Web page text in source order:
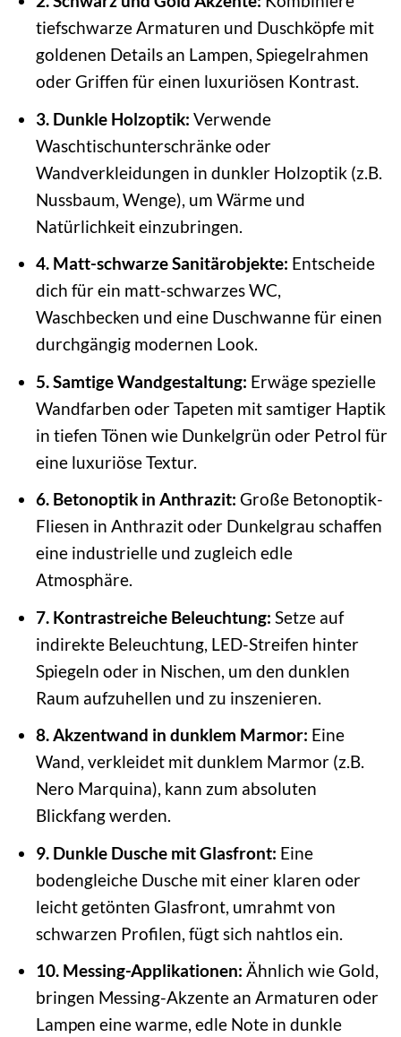
tiefschwarze Armaturen und Duschköpfe mit
goldenen Details an Lampen, Spiegelrahmen
oder Griffen für einen luxuriösen Kontrast.
3. Dunkle Holzoptik: Verwende
Waschtischunterschränke oder
Wandverkleidungen in dunkler Holzoptik (z.B.
Nussbaum, Wenge), um Wärme und
Natürlichkeit einzubringen.
4. Matt-schwarze Sanitärobjekte: Entscheide
dich für ein matt-schwarzes WC,
Waschbecken und eine Duschwanne für einen
durchgängig modernen Look.
5. Samtige Wandgestaltung: Erwäge spezielle
Wandfarben oder Tapeten mit samtiger Haptik
in tiefen Tönen wie Dunkelgrün oder Petrol für
eine luxuriöse Textur.
6. Betonoptik in Anthrazit: Große Betonoptik-
Fliesen in Anthrazit oder Dunkelgrau schaffen
eine industrielle und zugleich edle
Atmosphäre.
7. Kontrastreiche Beleuchtung: Setze auf
indirekte Beleuchtung, LED-Streifen hinter
Spiegeln oder in Nischen, um den dunklen
Raum aufzuhellen und zu inszenieren.
8. Akzentwand in dunklem Marmor: Eine
Wand, verkleidet mit dunklem Marmor (z.B.
Nero Marquina), kann zum absoluten
Blickfang werden.
9. Dunkle Dusche mit Glasfront: Eine
bodengleiche Dusche mit einer klaren oder
leicht getönten Glasfront, umrahmt von
schwarzen Profilen, fügt sich nahtlos ein.
10. Messing-Applikationen: Ähnlich wie Gold,
bringen Messing-Akzente an Armaturen oder
Lampen eine warme, edle Note in dunkle